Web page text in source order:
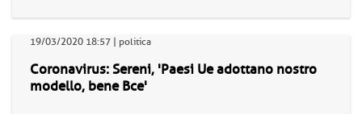
19/03/2020 18:57 | politica
Coronavirus: Sereni, 'Paesi Ue adottano nostro
modello, bene Bce'